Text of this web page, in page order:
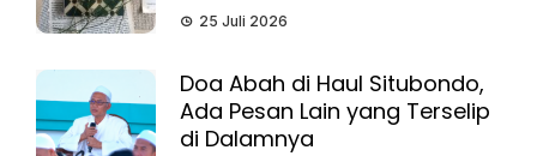
25 Juli 2026
Doa Abah di Haul Situbondo,
Ada Pesan Lain yang Terselip
di Dalamnya